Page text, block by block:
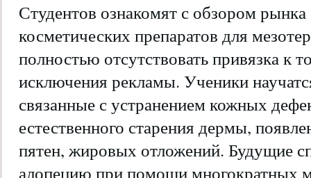
Студентов ознакомят с обзором
косметических препаратов для
полностью отсутствовать привязка к
исключения рекламы. Ученики
связанные с устранением кожных
естественного старения дермы,
пятен, жировых отложений. Будущие
алопецию при помощи многократных